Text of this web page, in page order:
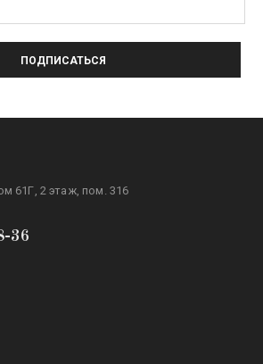
ПОДПИСАТЬСЯ
61Г, 2 этаж, пом. 316
36